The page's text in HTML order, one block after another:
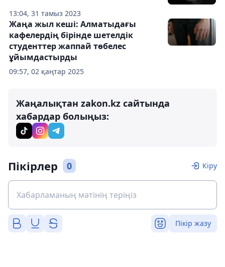
13:04, 31 тамыз 2023
09:57, 02 қаңтар 2025
Жаңа жыл кеші: Алматыдағы
кафелердің бірінде шетелдік
студенттер жаппай төбелес
ұйымдастырды
Жаңалықтан zakon.kz сайтында
хабардар болыңыз:
Пікірлер 0 Кіру
Пікір жазу